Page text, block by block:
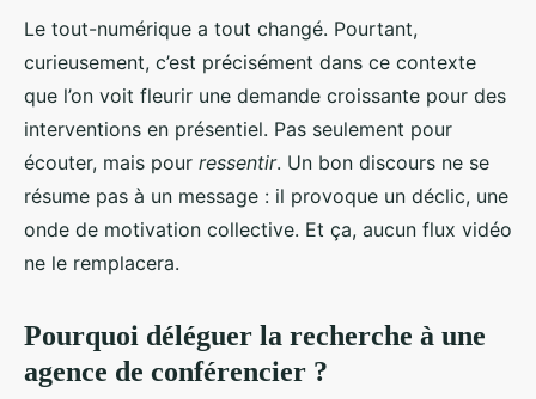
Le tout-numérique a tout changé. Pourtant,
curieusement, c’est précisément dans ce contexte
que l’on voit fleurir une demande croissante pour des
interventions en présentiel. Pas seulement pour
écouter, mais pour ressentir. Un bon discours ne se
résume pas à un message : il provoque un déclic, une
onde de motivation collective. Et ça, aucun flux vidéo
ne le remplacera.
Pourquoi déléguer la recherche à une
agence de conférencier ?